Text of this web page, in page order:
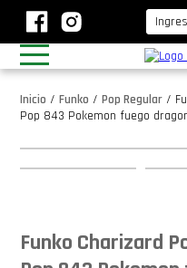
Inicio / Funko / Pop Regular /
Pop 843 Pokemon fuego
Funko Charizard